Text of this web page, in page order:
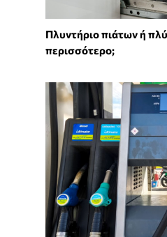
Πλυντήριο πιάτων ή
περισσότερο;